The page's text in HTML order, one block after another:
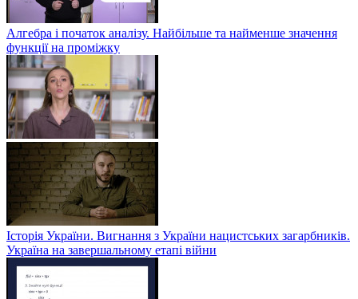
Алгебра і початок аналізу. Найбільше та найменше значення
функції на проміжку
Історія України. Вигнання з України нацистських загарбників.
Україна на завершальному етапі війни